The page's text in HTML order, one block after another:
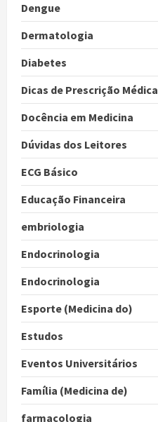
Dengue
Dermatologia
Diabetes
Dicas de Prescrição Médica
Docência em Medicina
Dúvidas dos Leitores
ECG Básico
Educação Financeira
embriologia
Endocrinologia
Endocrinologia
Esporte (Medicina do)
Estudos
Eventos Universitários
Família (Medicina de)
farmacologia